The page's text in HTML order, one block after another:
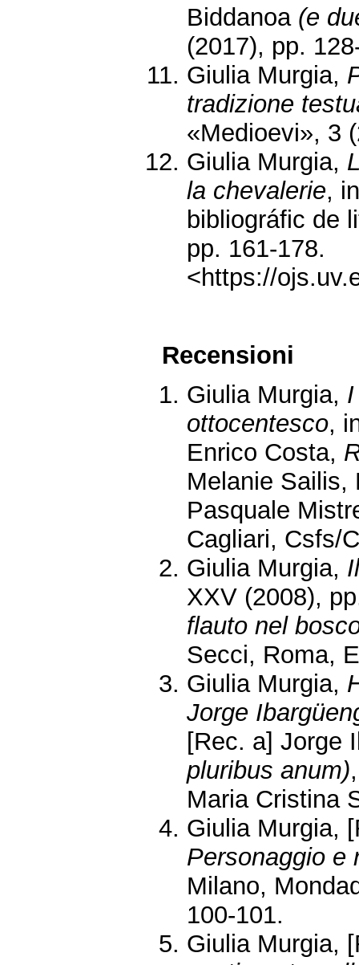
Biddanoa (e
(2017), pp.
Giulia Murgia,
tradizione
«Medioevi», 3
Giulia Murgia,
la chevalerie,
bibliográfic de
pp. 161-178.
<https://
Recensioni
Giulia Murgia,
ottocentesco,
Enrico Costa,
Melanie Sailis,
Pasquale
Cagliari, Csfs/
Giulia Murgia,
XXV (2008),
flauto nel
Secci, Roma,
Giulia Murgia,
Jorge
[Rec. a] Jorge
pluribus anum)
Maria Cristina
Giulia Murgia,
Personaggio e
Milano,
100-101.
Giulia Murgia,